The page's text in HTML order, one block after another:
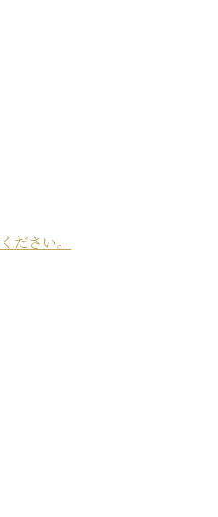
ださい。